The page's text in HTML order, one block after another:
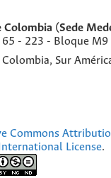
Colombia (Sede
65 - 223 - Bloque
Sur
Commons
License.